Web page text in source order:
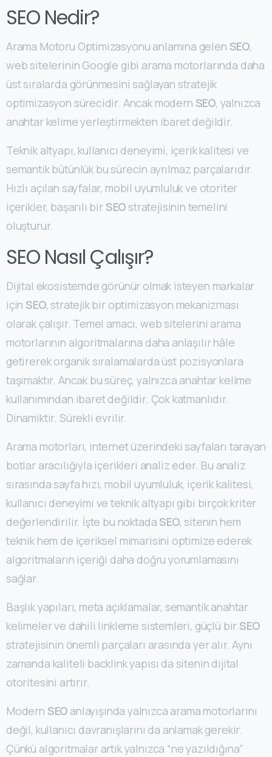
SEO Nedir?
Arama Motoru Optimizasyonu anlamına gelen SEO,
web sitelerinin Google gibi arama motorlarında daha
üst sıralarda görünmesini sağlayan stratejik
optimizasyon sürecidir. Ancak modern SEO, yalnızca
anahtar kelime yerleştirmekten ibaret değildir.
Teknik altyapı, kullanıcı deneyimi, içerik kalitesi ve
semantik bütünlük bu sürecin ayrılmaz parçalarıdır.
Hızlı açılan sayfalar, mobil uyumluluk ve otoriter
içerikler, başarılı birSEOstratejisinin temelini
oluşturur.
SEO Nasıl Çalışır?
Dijital ekosistemde görünür olmak isteyen markalar
içinSEO, stratejik bir optimizasyon mekanizması
olarak çalışır. Temel amacı, web sitelerini arama
motorlarının algoritmalarına daha anlaşılır hâle
getirerek organik sıralamalarda üst pozisyonlara
taşımaktır. Ancak bu süreç, yalnızca anahtar kelime
kullanımından ibaret değildir. Çok katmanlıdır.
Dinamiktir. Sürekli evrilir.
Arama motorları, internet üzerindeki sayfaları tarayan
botlar aracılığıyla içerikleri analiz eder. Bu analiz
sırasında sayfa hızı, mobil uyumluluk, içerik kalitesi,
kullanıcı deneyimi ve teknik altyapı gibi birçok kriter
değerlendirilir. İşte bu noktadaSEO, sitenin hem
teknik hem de içeriksel mimarisini optimize ederek
algoritmaların içeriği daha doğru yorumlamasını
sağlar.
Başlık yapıları, meta açıklamalar, semantik anahtar
kelimeler ve dahili linkleme sistemleri, güçlü birSEO
stratejisinin önemli parçaları arasında yer alır. Aynı
zamanda kaliteli backlink yapısı da sitenin dijital
otoritesini artırır.
Modern SEO anlayışında yalnızca arama motorlarını
değil, kullanıcı davranışlarını da anlamak gerekir.
Çünkü algoritmalar artık yalnızca “ne yazıldığına”